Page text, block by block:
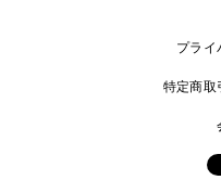
プライ
特定商取